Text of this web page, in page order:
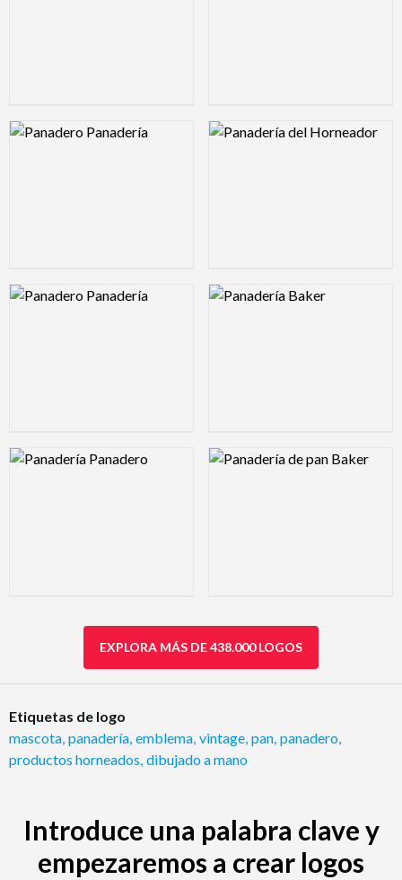
Logo Preview Image Logo Preview Image
Logo Preview Image Logo Preview Image
Logo Preview Image Logo Preview Image
EXPLORA MÁS DE 438.000 LOGOS
Etiquetas de logo
mascota panadería emblema vintage pan panadero
productos horneados dibujado a mano
Introduce una palabra clave y
empezaremos a crear logos